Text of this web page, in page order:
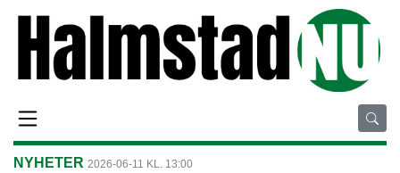
NYHETER 2026-06-11 KL. 13:00